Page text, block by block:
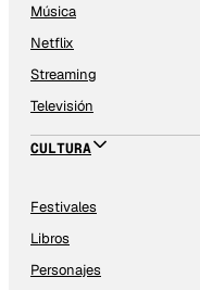
Música
Netflix
Streaming
Televisión
CULTURA
Festivales
Libros
Personajes